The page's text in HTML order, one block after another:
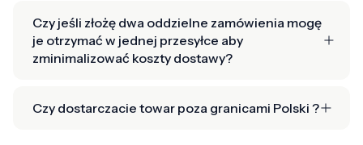
Czy jeśli złożę dwa oddzielne zamówienia mogę
je otrzymać w jednej przesyłce aby
zminimalizować koszty dostawy?
Czy dostarczacie towar poza granicami Polski ?